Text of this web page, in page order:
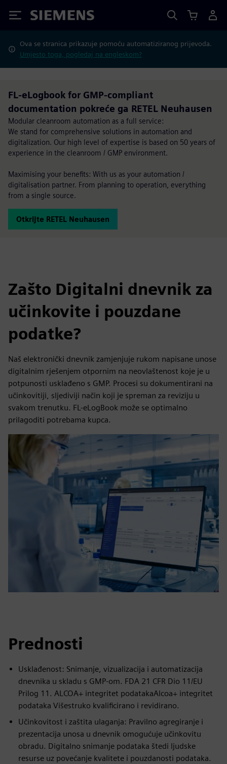
Siemens
Ova se stranica prikazuje pomoću automatiziranog prijevoda.
Umjesto toga, pogledaj na engleskom?
FL-eLogbook for GMP-compliant
documentation pokreće ga RETEL Neuhausen
Modular cleanroom automation as a full service:
We stand for comprehensive solutions in automation and
digitalization. Our high level of expertise is based on 50 years of
experience in the cleanroom / GMP environment.
Maximising your benefits: With us as your automation /
digitalisation partner. From planning to operation, everything
from a single source.
Otkrijte RETEL Neuhausen
Zašto Digitalni dnevnik za
učinkovite i pouzdane
podatke?
Naš elektronički dnevnik zamjenjuje rukom napisane unose
digitalnim rješenjem otpornim na neovlaštenost koje je u
potpunosti usklađeno s GMP. Procesi su dokumentirani na
učinkovitiji, sljediviji način koji je spreman za reviziju u
svakom trenutku. FL-eLogBook može se optimalno
prilagoditi potrebama kupca.
Prednosti
Usklađenost: Snimanje, vizualizacija i automatizacija
dnevnika u skladu s GMP-om. FDA 21 CFR Dio 11/EU
Prilog 11. ALCOA+ integritet podatakaAlcoa+ integritet
podataka Višestruko kvalificirano i revidirano.
Učinkovitost i zaštita ulaganja: Pravilno agregiranje i
prezentacija unosa u dnevnik omogućuje učinkovitu
obradu. Digitalno snimanje podataka štedi ljudske
resurse uz povećanje kvalitete i pouzdanosti podataka.